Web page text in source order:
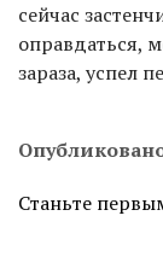
сейчас
оправдаться,
зараза, успел
Станьте